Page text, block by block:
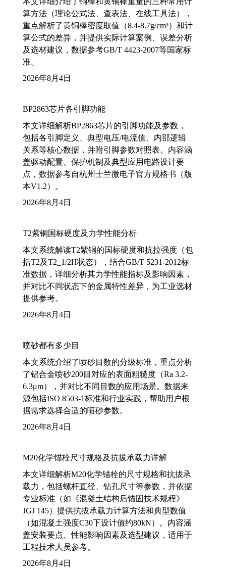
算方法（理论公式法、查表法、在线工具法），
重点解析了黄铜棒密度取值（8.4-8.7g/cm³）和计
算公式的差异，并提供实际计算案例、误差分析
及选材建议，数据参考GB/T 4423-2007等国家标
准。
2026年8月4日
BP2863芯片各引脚功能
本文详细解析BP2863芯片的引脚功能及参数，
包括各引脚定义、典型电压/电流值、内部逻辑
关系等核心数据，并附引脚参数对照表。内容涵
盖驱动配置、保护机制及典型应用电路设计要
点，数据参考自杭州士兰微电子官方规格书（版
本V1.2）。
2026年8月4日
T2紫铜国标硬度及力学性能分析
本文系统解读T2紫铜的国标硬度和抗拉强度（包
括T2及T2_1/2H状态），结合GB/T 5231-2012标
准数据，详细分析其力学性能指标及影响因素，
并对比不同状态下的金属特性差异，为工业选材
提供参考。
2026年8月4日
喷砂都有多少目
本文系统介绍了喷砂目数的分级标准，重点分析
了铝合金喷砂200目对应的表面粗糙度（Ra 3.2-
6.3μm），并对比不同目数的应用场景。数据来
源包括ISO 8503-1标准和行业实践，帮助用户根
据需求选择合适的喷砂参数。
2026年8月4日
M20化学锚栓尺寸规格及抗拔承载力详解
本文详细解析M20化学锚栓的尺寸规格和抗拔承
载力，包括螺杆直径、钻孔尺寸等参数，并依据
专业标准（如《混凝土结构后锚固技术规程》
JGJ 145）提供抗拔承载力计算方法和典型数值
（如混凝土强度C30下设计值约80kN）。内容涵
盖安装要点、性能影响因素及选型建议，适用于
工程技术人员参考。
2026年8月4日